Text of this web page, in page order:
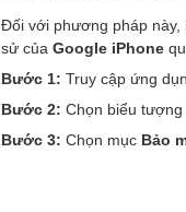
Đối với phương pháp này,
sử của Google iPhone
Bước 1: Truy cập ứng
Bước 2: Chọn biểu
Bước 3: Chọn mục Bảo